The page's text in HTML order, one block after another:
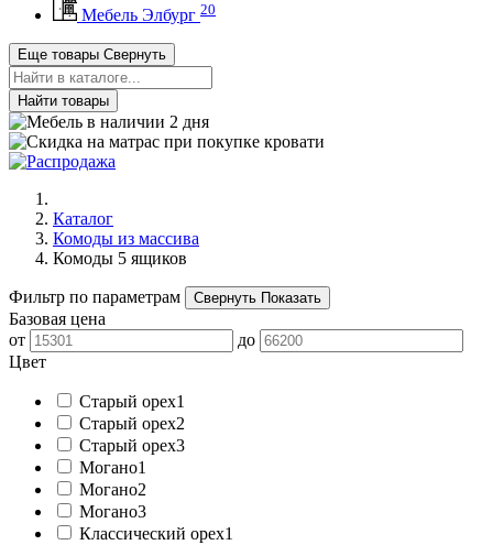
Мебель Элбург 20
Еще товары Свернуть
Найти товары
Каталог
Комоды из массива
Комоды 5 ящиков
Фильтр по параметрам Свернуть Показать
Базовая цена
от
до
Цвет
Старый орех1
Старый орех2
Старый орех3
Могано1
Могано2
Могано3
Классический орех1